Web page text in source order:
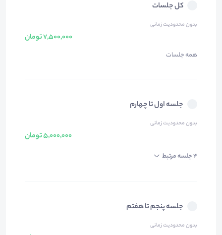
کل جلسات
بدون محدودیت زمانی
7,500,000 تومان
همه جلسات
جلسه اول تا چهارم
بدون محدودیت زمانی
5,000,000 تومان
4 جلسه مرتبط
جلسه پنجم تا هفتم
بدون محدودیت زمانی